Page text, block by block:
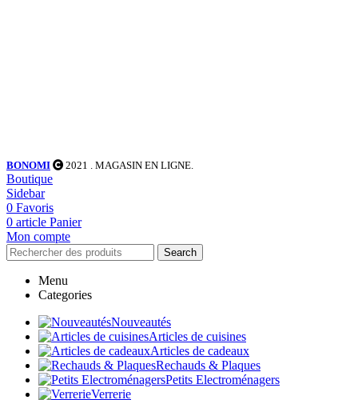
BONOMI 2021 . MAGASIN EN LIGNE.
Boutique
Sidebar
0 Favoris
0 article Panier
Mon compte
Search
Menu
Categories
Nouveautés
Articles de cuisines
Articles de cadeaux
Rechauds & Plaques
Petits Electroménagers
Verrerie